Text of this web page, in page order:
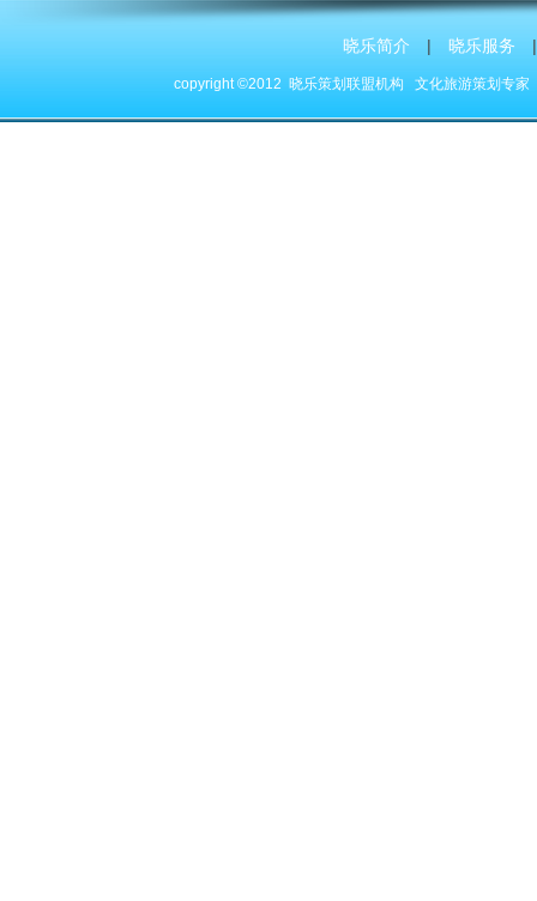
晓乐简介 | 晓乐服务 |
copyright ©2012 晓乐策划联盟机构 文化旅游策划专家